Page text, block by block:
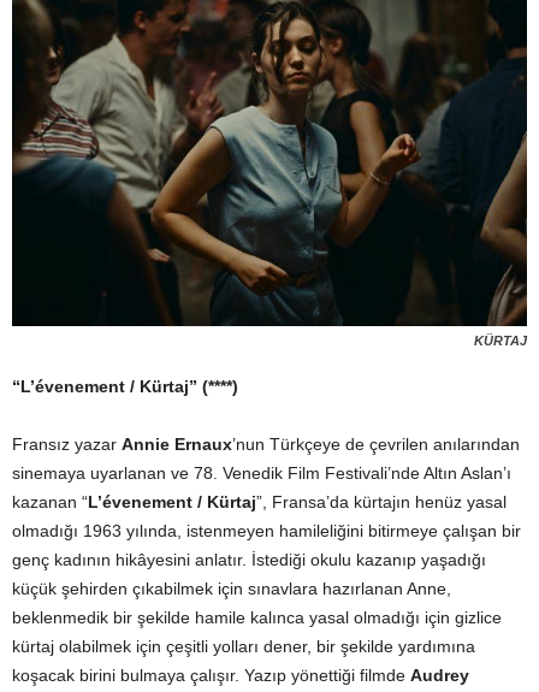
KÜRTAJ
“L’évenement / Kürtaj” (****)
Fransız yazar Annie Ernaux’nun Türkçeye de çevrilen anılarından
sinemaya uyarlanan ve 78. Venedik Film Festivali’nde Altın Aslan’ı
kazanan “L’évenement / Kürtaj”, Fransa’da kürtajın henüz yasal
olmadığı 1963 yılında, istenmeyen hamileliğini bitirmeye çalışan bir
genç kadının hikâyesini anlatır. İstediği okulu kazanıp yaşadığı
küçük şehirden çıkabilmek için sınavlara hazırlanan Anne,
beklenmedik bir şekilde hamile kalınca yasal olmadığı için gizlice
kürtaj olabilmek için çeşitli yolları dener, bir şekilde yardımına
koşacak birini bulmaya çalışır. Yazıp yönettiği filmde Audrey